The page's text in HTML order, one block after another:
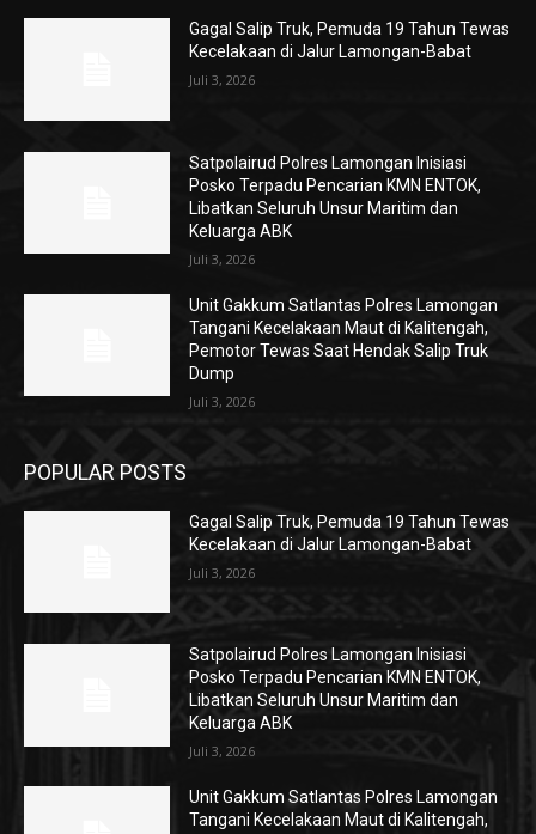
Gagal Salip Truk, Pemuda 19 Tahun Tewas
Kecelakaan di Jalur Lamongan-Babat
Juli 3, 2026
Satpolairud Polres Lamongan Inisiasi
Posko Terpadu Pencarian KMN ENTOK,
Libatkan Seluruh Unsur Maritim dan
Keluarga ABK
Juli 3, 2026
Unit Gakkum Satlantas Polres Lamongan
Tangani Kecelakaan Maut di Kalitengah,
Pemotor Tewas Saat Hendak Salip Truk
Dump
Juli 3, 2026
POPULAR POSTS
Gagal Salip Truk, Pemuda 19 Tahun Tewas
Kecelakaan di Jalur Lamongan-Babat
Juli 3, 2026
Satpolairud Polres Lamongan Inisiasi
Posko Terpadu Pencarian KMN ENTOK,
Libatkan Seluruh Unsur Maritim dan
Keluarga ABK
Juli 3, 2026
Unit Gakkum Satlantas Polres Lamongan
Tangani Kecelakaan Maut di Kalitengah,